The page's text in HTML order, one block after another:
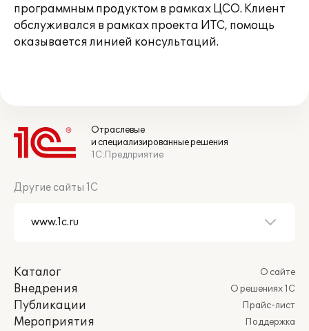
программным продуктом в рамках ЦСО. Клиент
обслуживался в рамках проекта ИТС, помощь
оказывается линией консультаций.
Отраслевые
и специализированные решения
1С:Предприятие
Другие сайты 1С
Каталог
Внедрения
Публикации
Мероприятия
О сайте
О решениях 1С
Прайс-лист
Поддержка